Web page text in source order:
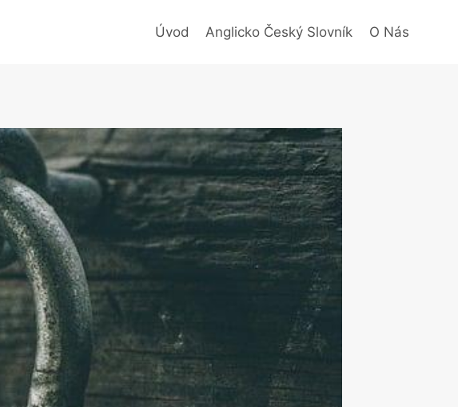
Úvod Anglicko Český Slovník O Nás